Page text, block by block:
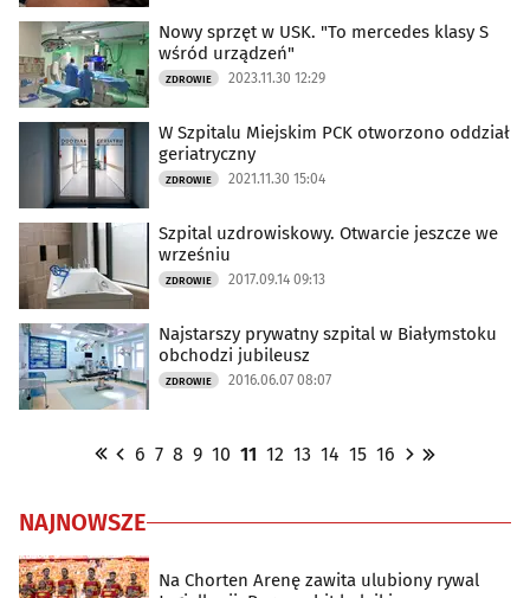
Nowy sprzęt w USK. "To mercedes klasy S
wśród urządzeń"
ZDROWIE 2023.11.30 12:29
W Szpitalu Miejskim PCK otworzono oddział
geriatryczny
ZDROWIE 2021.11.30 15:04
Szpital uzdrowiskowy. Otwarcie jeszcze we
wrześniu
ZDROWIE 2017.09.14 09:13
Najstarszy prywatny szpital w Białymstoku
obchodzi jubileusz
ZDROWIE 2016.06.07 08:07
6 7 8 9 10 11 12 13 14 15 16
NAJNOWSZE
Na Chorten Arenę zawita ulubiony rywal